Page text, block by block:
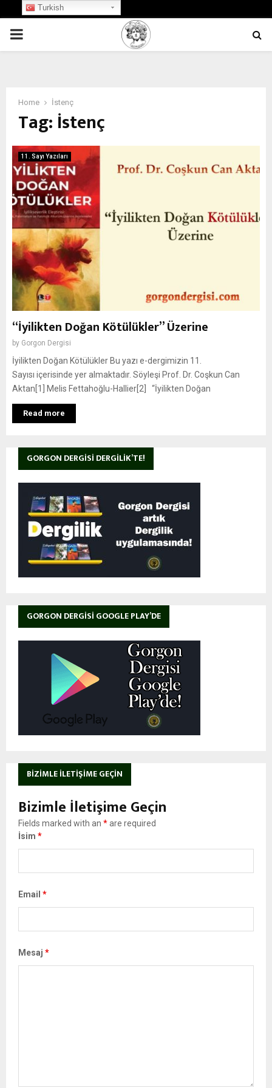
PRIMARY
Home İstenç
Tag: İstenç
11. Sayı Yazıları
“İyilikten Doğan Kötülükler” Üzerine
by Gorgon Dergisi
İyilikten Doğan Kötülükler Bu yazı e-dergimizin 11.
Sayısı içerisinde yer almaktadır. Söyleşi Prof. Dr. Coşkun Can
Aktan[1] Melis Fettahoğlu-Hallier[2] “İyilikten Doğan
Read more
GORGON DERGISI DERGILIK’TE!
GORGON DERGISI GOOGLE PLAY’DE
BIZIMLE İLETIŞIME GEÇIN
Bizimle İletişime Geçin
Fields marked with an *are required
İsim *
Email *
Mesaj *
Turkish